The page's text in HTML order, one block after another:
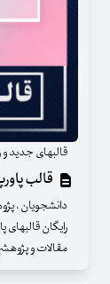
قالبهای جدید و
قالب
دانشجویان ،
رایگان
مقالات و